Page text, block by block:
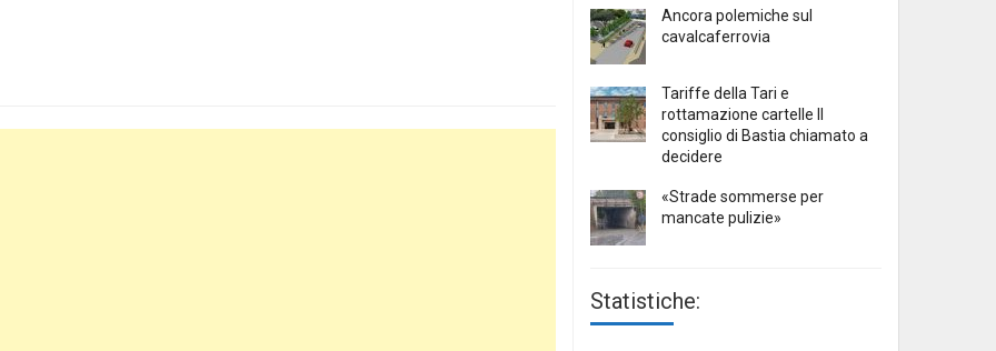
Ancora polemiche sul
cavalcaferrovia
Tariffe della Tari e
rottamazione cartelle Il
consiglio di Bastia chiamato a
decidere
«Strade sommerse per
mancate pulizie»
Statistiche: